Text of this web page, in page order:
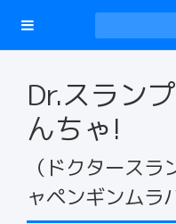
Dr.スラン
んちゃ!
（ドクタース
ャペンギンムラ